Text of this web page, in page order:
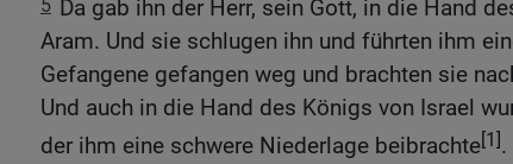
5 Da gab ihn der Herr, sein Gott, in die Hand
Aram. Und sie schlugen ihn und führten ihm
Gefangene gefangen weg und brachten sie
Und auch in die Hand des Königs von Israel
der ihm eine schwere Niederlage beibrachte[1].